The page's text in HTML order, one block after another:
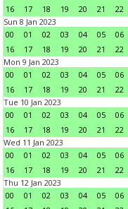
16
17 18 19 20 21 22
Sun 8 Jan 2023
00
01 02 03 04 05 06
16
17 18 19 20 21 22
Mon 9 Jan 2023
00
01 02 03 04 05 06
16
17 18 19 20 21 22
Tue 10 Jan 2023
00
01 02 03 04 05 06
16
17 18 19 20 21 22
Wed 11 Jan 2023
00
01 02 03 04 05 06
16
17 18 19 20 21 22
Thu 12 Jan 2023
00
01 02 03 04 05 06